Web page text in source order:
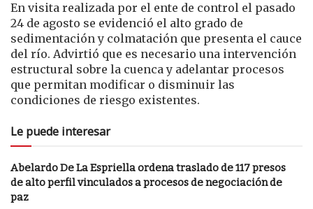
En visita realizada por el ente de control el pasado
24 de agosto se evidenció el alto grado de
sedimentación y colmatación que presenta el cauce
del río. Advirtió que es necesario una intervención
estructural sobre la cuenca y adelantar procesos
que permitan modificar o disminuir las
condiciones de riesgo existentes.
Le puede interesar
Abelardo De La Espriella ordena traslado de 117 presos
de alto perfil vinculados a procesos de negociación de
paz